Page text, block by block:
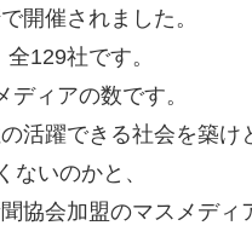
開催されました。
129社です。
ィアの数です。
活躍できる社会を築け
いのかと、
協会加盟のマスメディ